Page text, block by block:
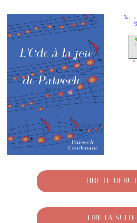
LIRE LE DÉBUT
LIRE LA SUITE